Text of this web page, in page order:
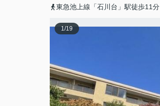
東急池上線「石川台」駅徒歩11分
1/19